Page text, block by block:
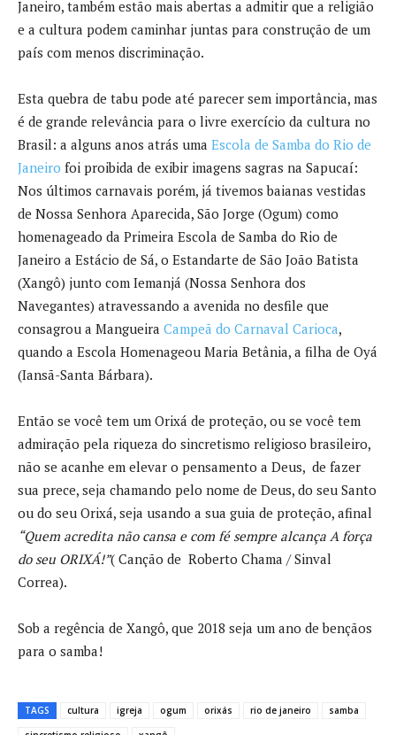
Janeiro, também estão mais abertas a admitir que a religião
e a cultura podem caminhar juntas para construção de um
país com menos discriminação.
Esta quebra de tabu pode até parecer sem importância, mas
é de grande relevância para o livre exercício da cultura no
Brasil: a alguns anos atrás uma Escola de Samba do Rio de
Janeiro foi proibida de exibir imagens sagras na Sapucaí:
Nos últimos carnavais porém, já tivemos baianas vestidas
de Nossa Senhora Aparecida, São Jorge (Ogum) como
homenageado da Primeira Escola de Samba do Rio de
Janeiro a Estácio de Sá, o Estandarte de São João Batista
(Xangô) junto com Iemanjá (Nossa Senhora dos
Navegantes) atravessando a avenida no desfile que
consagrou a Mangueira Campeã do Carnaval Carioca,
quando a Escola Homenageou Maria Betânia, a filha de Oyá
(Iansã-Santa Bárbara).
Então se você tem um Orixá de proteção, ou se você tem
admiração pela riqueza do sincretismo religioso brasileiro,
não se acanhe em elevar o pensamento a Deus, de fazer
sua prece, seja chamando pelo nome de Deus, do seu Santo
ou do seu Orixá, seja usando a sua guia de proteção, afinal
“Quem acredita não cansa e com fé sempre alcança A força
do seu ORIXÁ!”( Canção de Roberto Chama / Sinval
Correa).
Sob a regência de Xangô, que 2018 seja um ano de bençãos
para o samba!
TAGS cultura igreja ogum orixás rio de janeiro
samba